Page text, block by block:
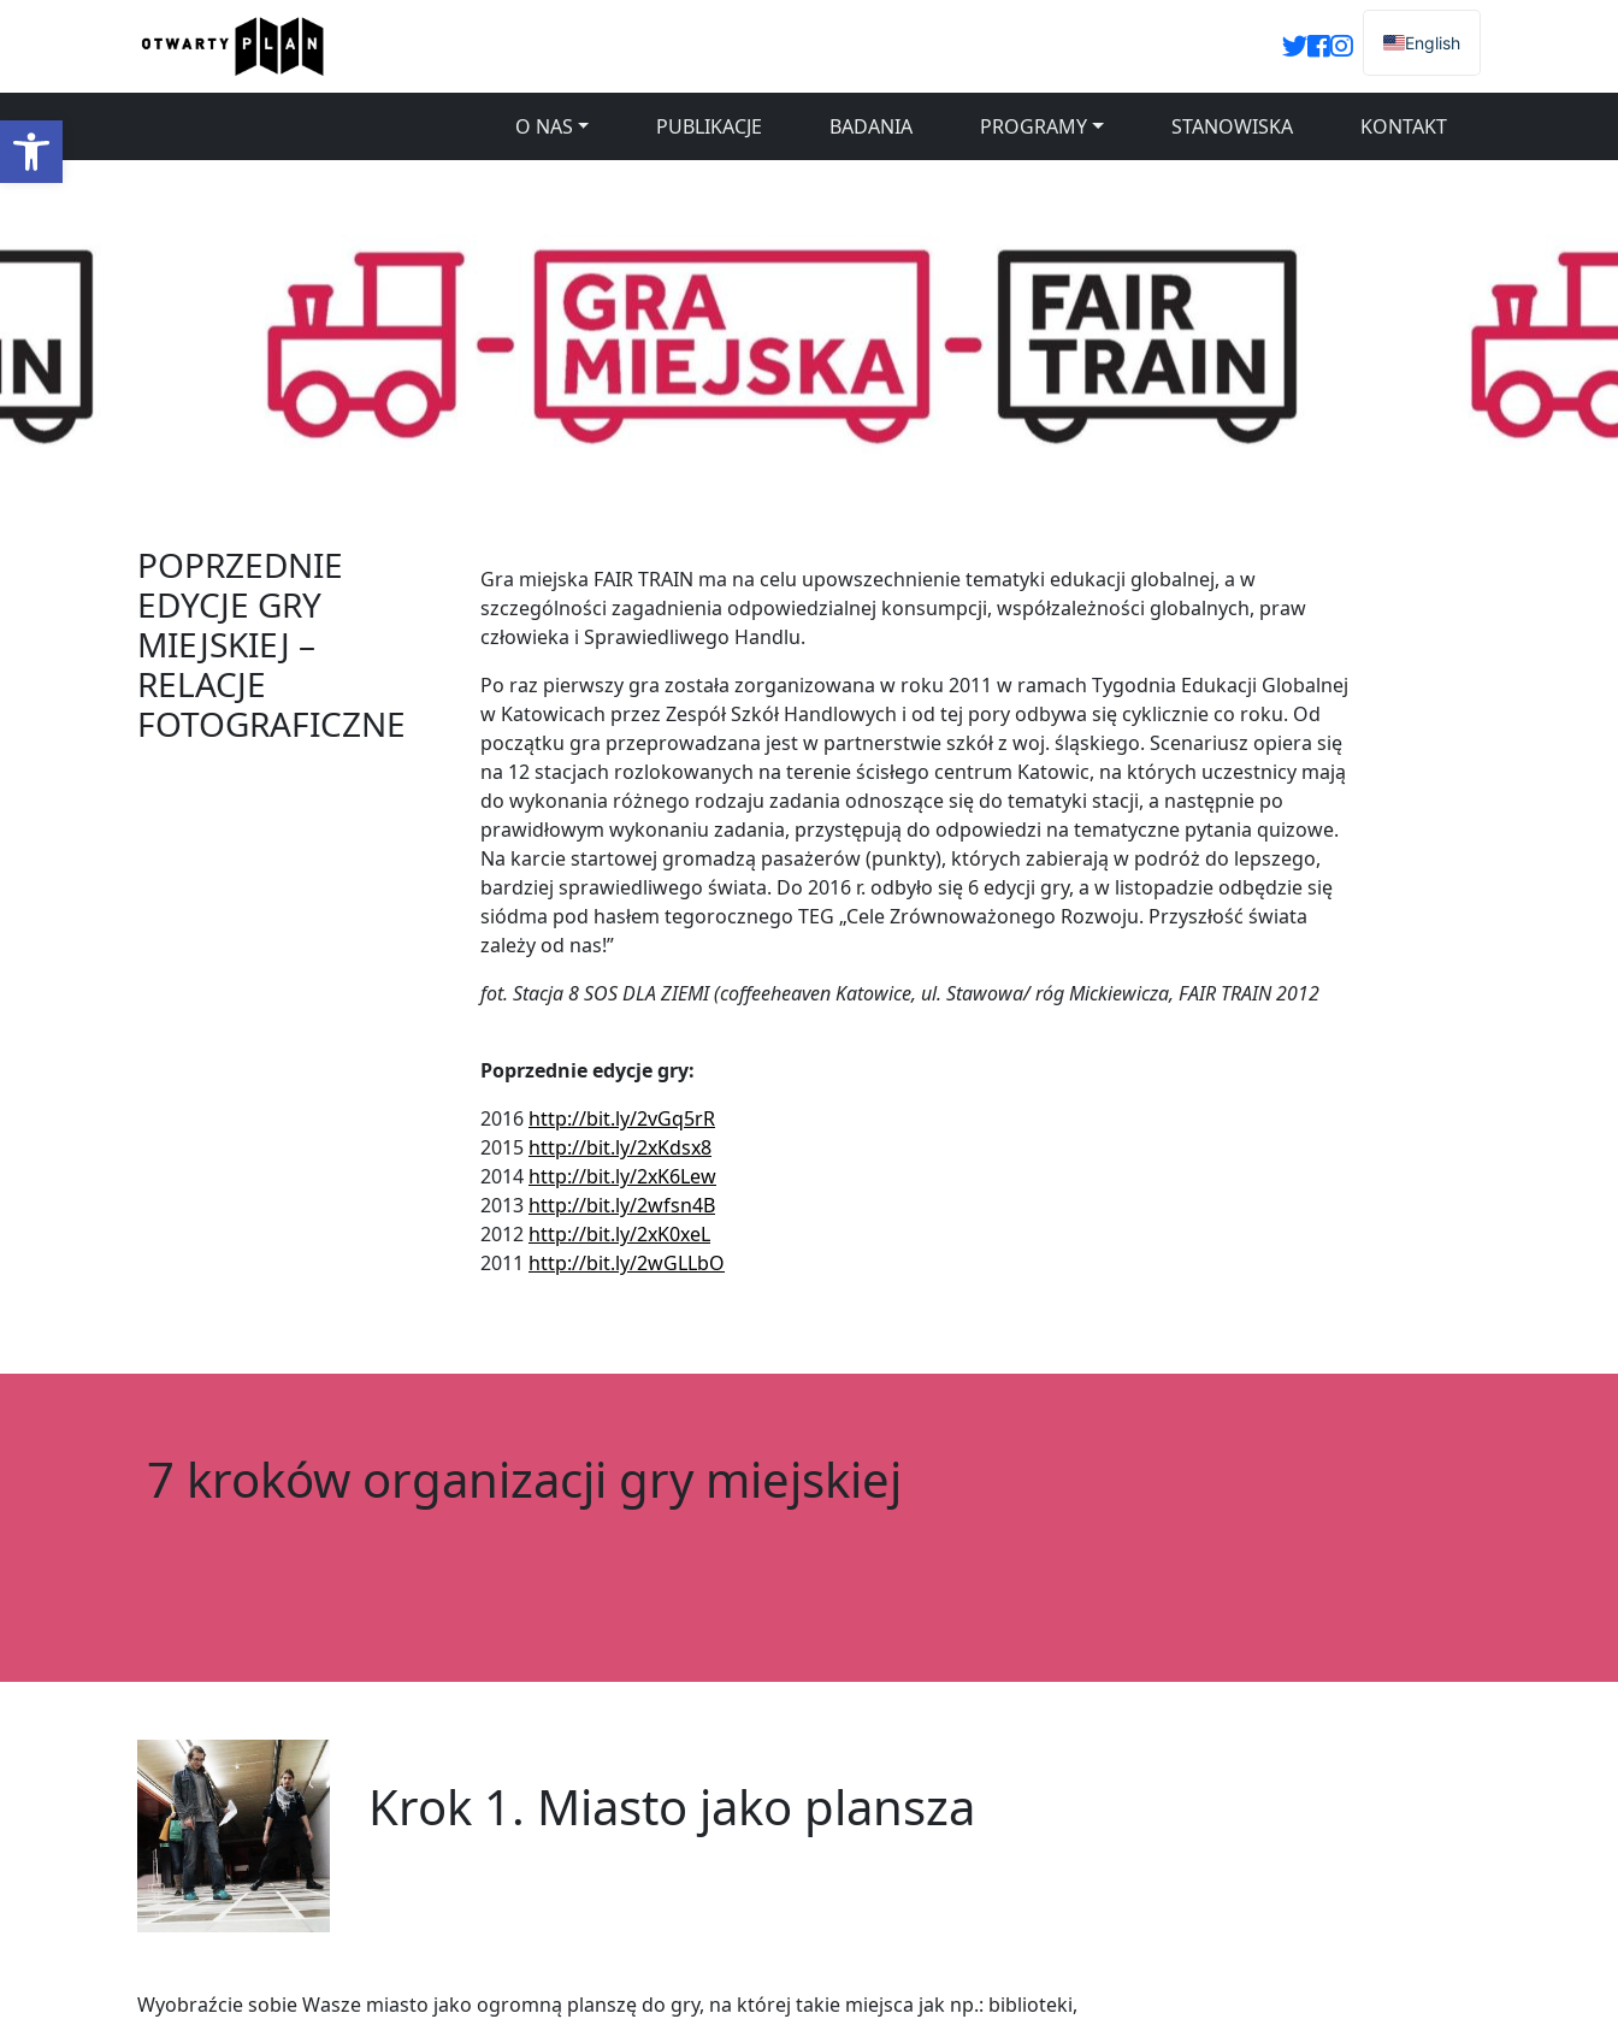
Otwórz pasek narzędzi
English
O NAS PUBLIKACJE BADANIA PROGRAMY STANOWISKA KONTAKT
POPRZEDNIE
EDYCJE GRY
MIEJSKIEJ –
RELACJE
FOTOGRAFICZNE
Gra miejska FAIR TRAIN ma na celu upowszechnienie tematyki edukacji globalnej, a w
szczególności zagadnienia odpowiedzialnej konsumpcji, współzależności globalnych, praw
człowieka i Sprawiedliwego Handlu.
Po raz pierwszy gra została zorganizowana w roku 2011 w ramach Tygodnia Edukacji Globalnej
w Katowicach przez Zespół Szkół Handlowych i od tej pory odbywa się cyklicznie co roku. Od
początku gra przeprowadzana jest w partnerstwie szkół z woj. śląskiego. Scenariusz opiera się
na 12 stacjach rozlokowanych na terenie ścisłego centrum Katowic, na których uczestnicy mają
do wykonania różnego rodzaju zadania odnoszące się do tematyki stacji, a następnie po
prawidłowym wykonaniu zadania, przystępują do odpowiedzi na tematyczne pytania quizowe.
Na karcie startowej gromadzą pasażerów (punkty), których zabierają w podróż do lepszego,
bardziej sprawiedliwego świata. Do 2016 r. odbyło się 6 edycji gry, a w listopadzie odbędzie się
siódma pod hasłem tegorocznego TEG „Cele Zrównoważonego Rozwoju. Przyszłość świata
zależy od nas!”
fot. Stacja 8 SOS DLA ZIEMI (coffeeheaven Katowice, ul. Stawowa/ róg Mickiewicza, FAIR TRAIN 2012
Poprzednie edycje gry:
2016 http://bit.ly/2vGq5rR
2015 http://bit.ly/2xKdsx8
2014 http://bit.ly/2xK6Lew
2013 http://bit.ly/2wfsn4B
2012 http://bit.ly/2xK0xeL
2011 http://bit.ly/2wGLLbO
7 kroków organizacji gry miejskiej
Krok 1. Miasto jako plansza
Wyobraźcie sobie Wasze miasto jako ogromną planszę do gry, na której takie miejsca jak np.: biblioteki,